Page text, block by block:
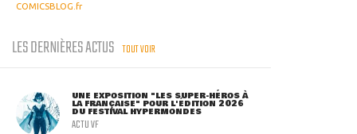
COMICSBLOG.fr
LES DERNIÈRES ACTUS TOUT VOIR
UNE EXPOSITION "LES SUPER-HÉROS À
LA FRANÇAISE" POUR L'ÉDITION 2026
DU FESTIVAL HYPERMONDES
ACTU VF